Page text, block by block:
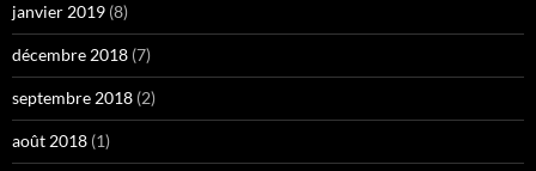
janvier 2019 (8)
décembre 2018 (7)
septembre 2018 (2)
août 2018 (1)